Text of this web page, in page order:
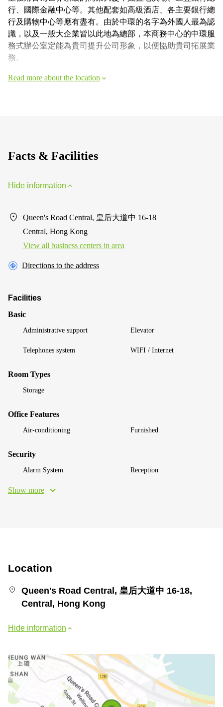
行、國際金融中心等。其他配套如高級酒店、各主要銀行總
行及購物中心等應有盡有。由於中環的名字為外國人最為認
識，以及一般大企業皆以此地為總部，本商務中心的中環服
務式辦公室定能為貴司提升公司形象，以便協助貴司拓展業
務。
Read more about the location
Facts & Facilities
Hide information
Queen's Road Central, 皇后大道中 16-18
Central, Hong Kong
View all business centers in area
Directions to the address
Facilities
Basic
Administrative support Elevator
Telephones system WIFI / Internet
Room Types
Storage
Office Features
Air-conditioning Furnished
Security
Alarm System Reception
Show more
Location
Queen's Road Central, 皇后大道中 16-18,
Central, Hong Kong
Hide information